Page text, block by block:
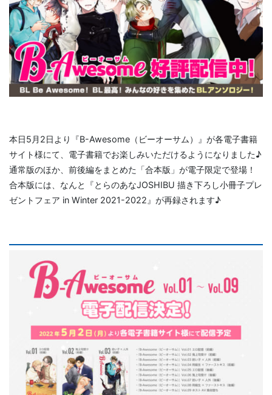
本日5月2日より『B-Awesome（ビーオーサム）』が各電子書籍
サイト様にて、電子書籍でお楽しみいただけるようになりました♪
通常版のほか、前後編をまとめた「合本版」が電子限定で登場！
合本版には、なんと『とらのあなJOSHIBU 描き下ろし小冊子プレ
ゼントフェア in Winter 2021-2022』が再録されます♪